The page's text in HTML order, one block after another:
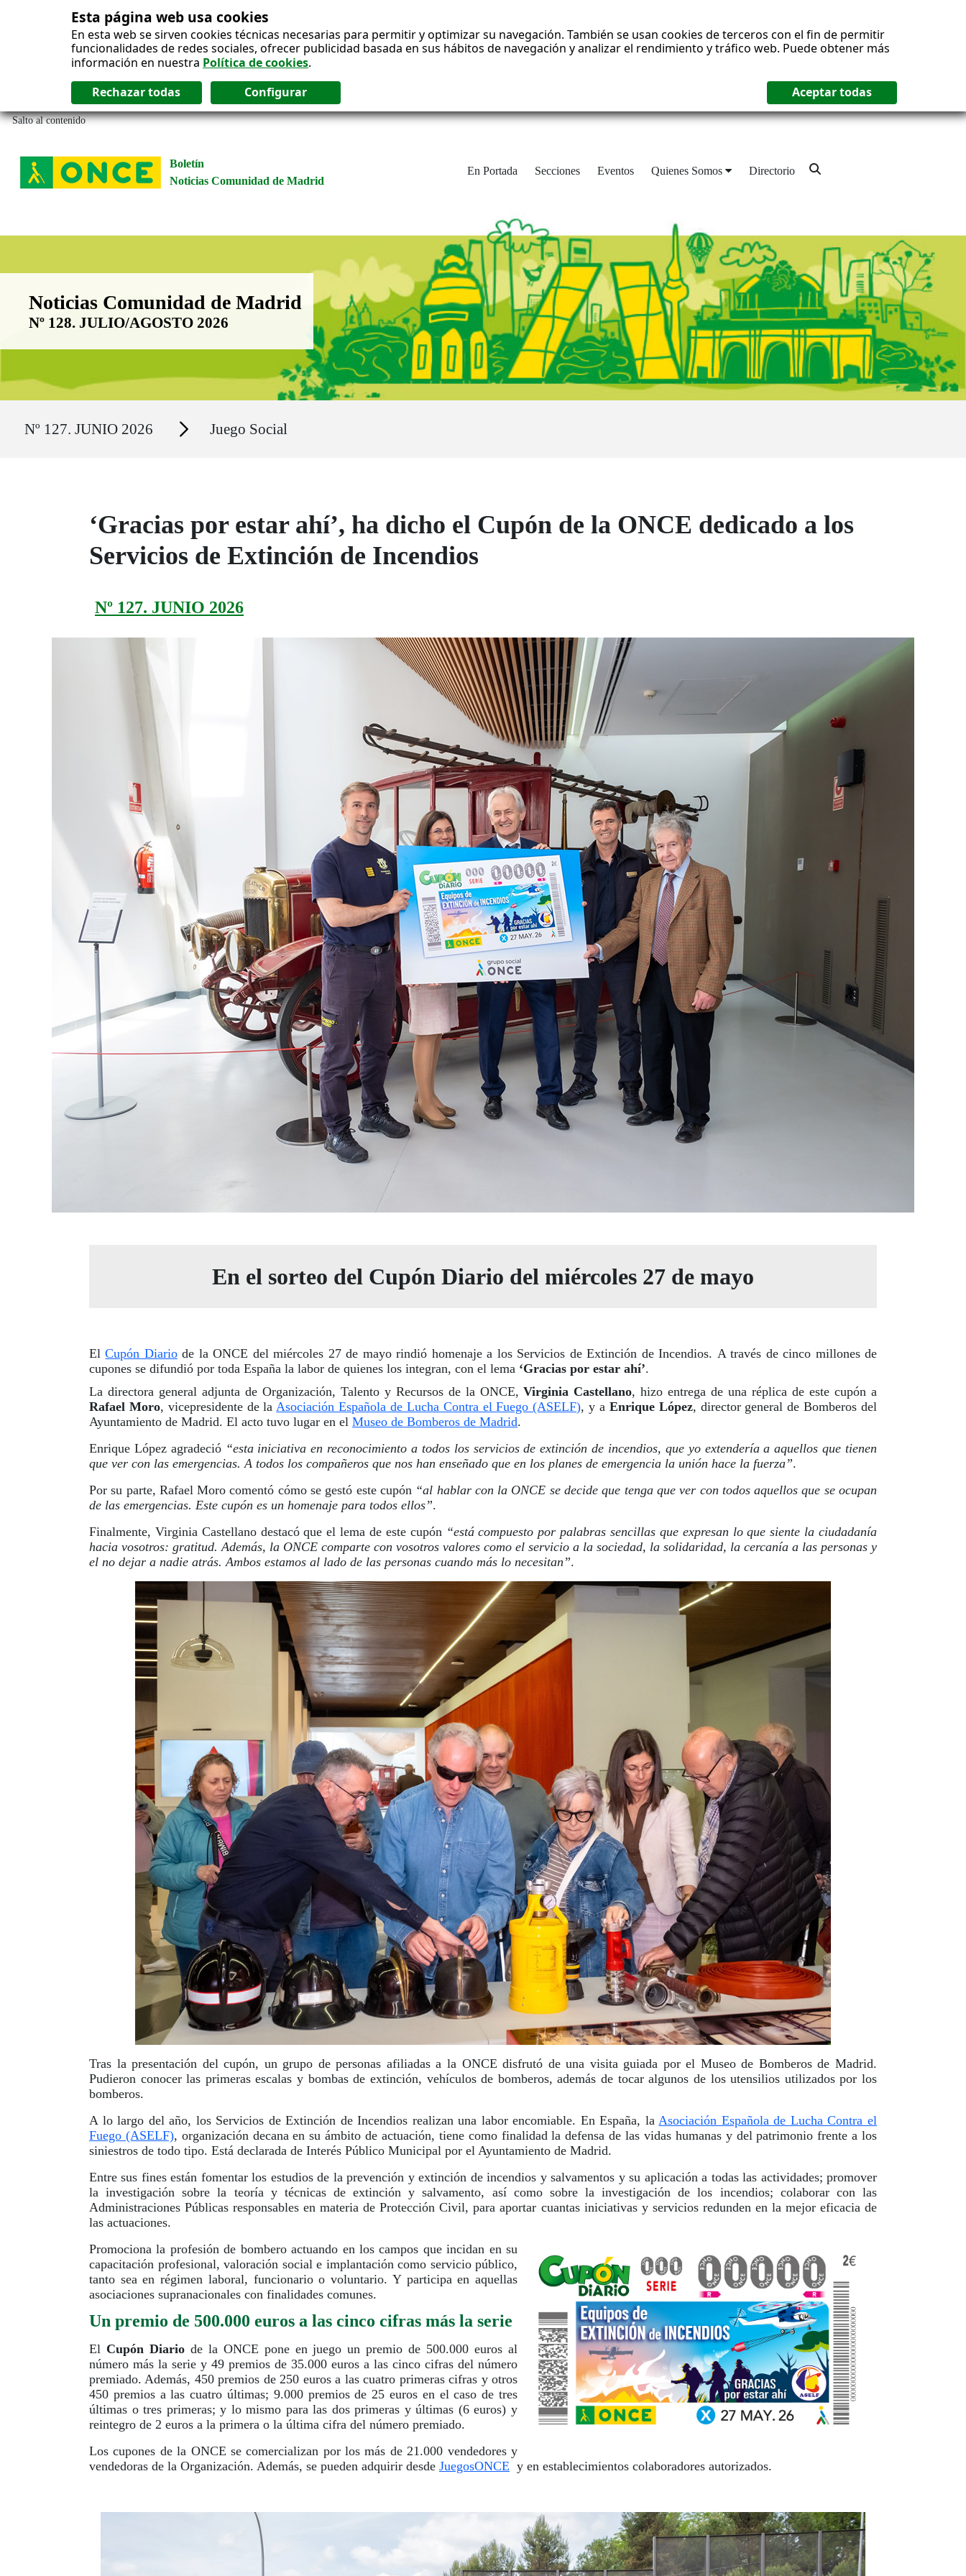
Esta página web usa cookies
En esta web se sirven cookies técnicas necesarias para permitir y optimizar su navegación. También se usan cookies de terceros con el fin de permitir
funcionalidades de redes sociales, ofrecer publicidad basada en sus hábitos de navegación y analizar el rendimiento y tráfico web. Puede obtener más
información en nuestra Política de cookies.
Salto al contenido
Boletín
Noticias Comunidad de Madrid
En Portada Secciones Eventos Quienes Somos Directorio
Boletín Noticias Comunidad de Madrid
Noticias Comunidad de Madrid
Nº 128. JULIO/AGOSTO 2026
Nº 127. JUNIO 2026 Secciones Juego Social
‘Gracias por estar ahí’, ha dicho el Cupón de la ONCE dedicado a los
Servicios de Extinción de Incendios
Nº 127. JUNIO 2026
En el sorteo del Cupón Diario del miércoles 27 de mayo
ElCupón Diariode la ONCE del miércoles 27 de mayo rindió homenaje a los Servicios de Extinción de Incendios. A través de cinco millones de
cupones se difundió por toda España la labor de quienes los integran, con el lema ‘Gracias por estar ahí’.
La directora general adjunta de Organización, Talento y Recursos de la ONCE,Virginia Castellano,hizo entrega de una réplica de este cupón a
Rafael Moro, vicepresidente de laAsociación Española de Lucha Contra el Fuego (ASELF), y a Enrique López, director general de Bomberos del
Ayuntamiento de Madrid. El acto tuvo lugar en el Museo de Bomberos de Madrid.
Enrique López agradeció “esta iniciativa en reconocimiento a todos los servicios de extinción de incendios, que yo extendería a aquellos que tienen
que ver con las emergencias. A todos los compañeros que nos han enseñado que en los planes de emergencia la unión hace la fuerza”.
Por su parte, Rafael Moro comentó cómo se gestó este cupón “al hablar con la ONCE se decide que tenga que ver con todos aquellos que se ocupan
de las emergencias. Este cupón es un homenaje para todos ellos”.
Finalmente, Virginia Castellano destacó que el lema de este cupón “está compuesto por palabras sencillas que expresan lo que siente la ciudadanía
hacia vosotros: gratitud. Además, la ONCE comparte con vosotros valores como el servicio a la sociedad, la solidaridad, la cercanía a las personas y
el no dejar a nadie atrás. Ambos estamos al lado de las personas cuando más lo necesitan”.
Tras la presentación del cupón, un grupo de personas afiliadas a la ONCE disfrutó de una visita guiada por el Museo de Bomberos de Madrid.
Pudieron conocer las primeras escalas y bombas de extinción, vehículos de bomberos, además de tocar algunos de los utensilios utilizados por los
bomberos.
A lo largo del año, los Servicios de Extinción de Incendios realizan una labor encomiable. En España, laAsociación Española de Lucha Contra el
Fuego (ASELF), organización decana en su ámbito de actuación, tiene como finalidad la defensa de las vidas humanas y del patrimonio frente a los
siniestros de todo tipo. Está declarada de Interés Público Municipal por el Ayuntamiento de Madrid.
Entre sus fines están fomentar los estudios de la prevención y extinción de incendios y salvamentos y su aplicación a todas las actividades; promover
la investigación sobre la teoría y técnicas de extinción y salvamento, así como sobre la investigación de los incendios; colaborar con las
Administraciones Públicas responsables en materia de Protección Civil, para aportar cuantas iniciativas y servicios redunden en la mejor eficacia de
las actuaciones.
Promociona la profesión de bombero actuando en los campos que incidan en su
capacitación profesional, valoración social e implantación como servicio público,
tanto sea en régimen laboral, funcionario o voluntario. Y participa en aquellas
asociaciones supranacionales con finalidades comunes.
Un premio de 500.000 euros a las cinco cifras más la serie
El Cupón Diariode la ONCE pone en juego un premio de 500.000 euros al
número más la serie y 49 premios de 35.000 euros a las cinco cifras del número
premiado. Además, 450 premios de 250 euros a las cuatro primeras cifras y otros
450 premios a las cuatro últimas; 9.000 premios de 25 euros en el caso de tres
últimas o tres primeras; y lo mismo para las dos primeras y últimas (6 euros) y
reintegro de 2 euros a la primera o la última cifra del número premiado.
Los cupones de la ONCE se comercializan por los más de 21.000 vendedores y
vendedoras de la Organización. Además, se pueden adquirir desde JuegosONCE y en establecimientos colaboradores autorizados.